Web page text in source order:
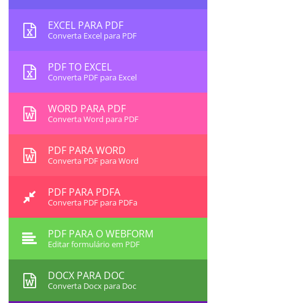
EXCEL PARA PDF
Converta Excel para PDF
PDF TO EXCEL
Converta PDF para Excel
WORD PARA PDF
Converta Word para PDF
PDF PARA WORD
Converta PDF para Word
PDF PARA PDFA
Converta PDF para PDFa
PDF PARA O WEBFORM
Editar formulário em PDF
DOCX PARA DOC
Converta Docx para Doc